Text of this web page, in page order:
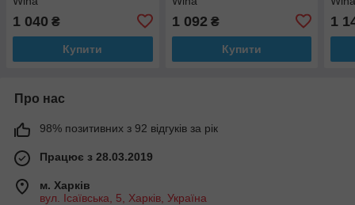
1 040 ₴
Купити
1 092 ₴
Купити
1
Про нас
98% позитивних з 92 відгуків за рік
Працює з 28.03.2019
м. Харків
вул. Ісаївська, 5, Харків, Україна